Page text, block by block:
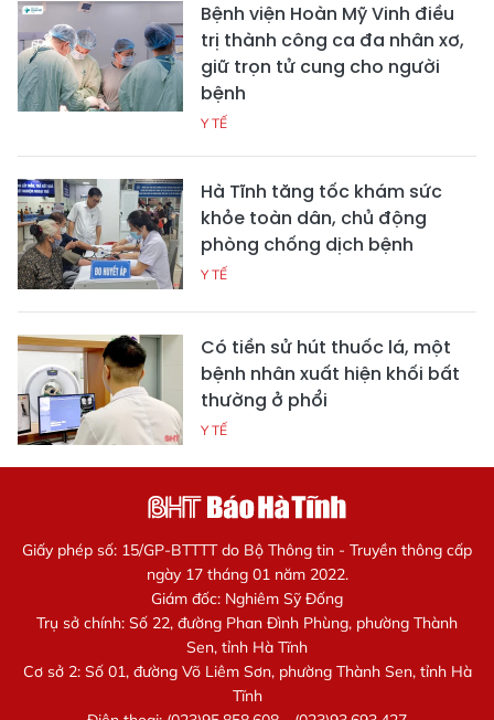
Bệnh viện Hoàn Mỹ Vinh điều
trị thành công ca đa nhân xơ,
giữ trọn tử cung cho người
bệnh
Y TẾ
Hà Tĩnh tăng tốc khám sức
khỏe toàn dân, chủ động
phòng chống dịch bệnh
Y TẾ
Có tiền sử hút thuốc lá, một
bệnh nhân xuất hiện khối bất
thường ở phổi
Y TẾ
Giấy phép số: 15/GP-BTTTT do Bộ Thông tin - Truyền thông cấp
ngày 17 tháng 01 năm 2022.
Giám đốc: Nghiêm Sỹ Đống
Trụ sở chính: Số 22, đường Phan Đình Phùng, phường Thành
Sen, tỉnh Hà Tĩnh
Cơ sở 2: Số 01, đường Võ Liêm Sơn, phường Thành Sen, tỉnh Hà
Tĩnh